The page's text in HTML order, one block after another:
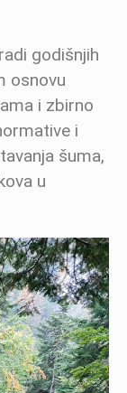
godišnjih
osnovu
i zbirno
i
šuma,
u